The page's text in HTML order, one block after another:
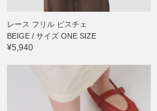
レース フリル ビスチェ
BEIGE / サイズ ONE SIZE
¥5,940